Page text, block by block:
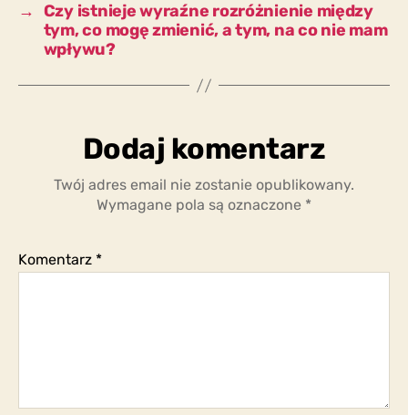
→ Czy istnieje wyraźne rozróżnienie między
tym, co mogę zmienić, a tym, na co nie mam
wpływu?
Dodaj komentarz
Twój adres email nie zostanie opublikowany.
Wymagane pola są oznaczone *
Komentarz *